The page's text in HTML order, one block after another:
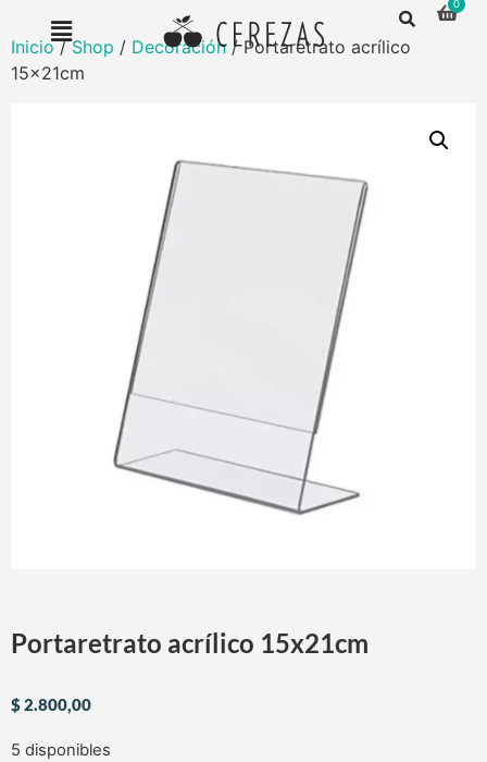
Inicio/Shop / Decoración/ Portaretrato acrílico
15x21cm
Portaretrato acrílico 15x21cm
$2.800,00
5 disponibles